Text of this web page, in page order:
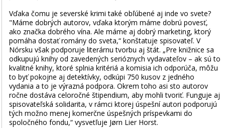
Vďaka čomu je severské krimi také obľúbené aj inde vo svete?
"Máme dobrých autorov, vďaka ktorým máme dobrú povesť,
ako značka dobrého vína. Ale máme aj dobrý marketing, ktorý
pomáha dostať romány do sveta,“ konštatuje spisovateľ. V
Nórsku však podporuje literárnu tvorbu aj štát. „Pre knižnice sa
odkupujú knihy od zavedených serióznych vydavateľov – ak sú to
kvalitné knihy, ktoré splnia kritériá a komisia ich odporúča, môžu
to byť pokojne aj detektívky, odkúpi 750 kusov z jedného
vydania a to je výrazná podpora. Okrem toho asi sto autorov
ročne dostáva celoročné štipendium, aby mohli tvoriť. Funguje aj
spisovateľská solidarita, v rámci ktorej úspešní autori podporujú
tých možno menej komerčne úspešných príspevkami do
spoločného fondu,“ vysvetľuje Jørn Lier Horst.